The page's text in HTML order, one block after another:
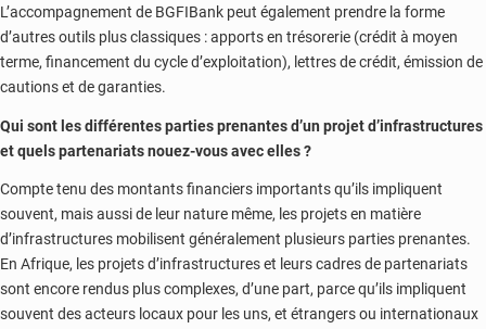
L’accompagnement de BGFIBank peut également prendre la forme
d’autres outils plus classiques : apports en trésorerie (crédit à moyen
terme, financement du cycle d’exploitation), lettres de crédit, émission de
cautions et de garanties.
Qui sont les différentes parties prenantes d’un projet d’infrastructures
et quels partenariats nouez-vous avec elles ?
Compte tenu des montants financiers importants qu’ils impliquent
souvent, mais aussi de leur nature même, les projets en matière
d’infrastructures mobilisent généralement plusieurs parties prenantes.
En Afrique, les projets d’infrastructures et leurs cadres de partenariats
sont encore rendus plus complexes, d’une part, parce qu’ils impliquent
souvent des acteurs locaux pour les uns, et étrangers ou internationaux